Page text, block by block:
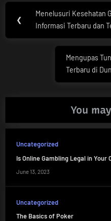
Post
navigation
❮
Previous
Post:
Menelusuri Kesehatan
Informasi Terbaru dan
Next
Post:
Mengupas
Terbaru di
You
Uncategorized
Is Online Gambling Legal in Your
June 13, 2023
Uncategorized
The Basics of Poker